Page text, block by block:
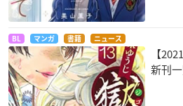
BL マンガ 書籍 ニュース
【
新刊